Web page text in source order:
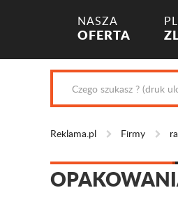
NASZA
OFERTA
Reklama.pl Firmy